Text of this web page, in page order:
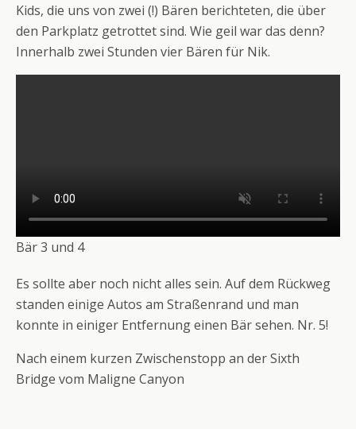
Kids, die uns von zwei (!) Bären berichteten, die über
den Parkplatz getrottet sind. Wie geil war das denn?
Innerhalb zwei Stunden vier Bären für Nik.
Bär 3 und 4
Es sollte aber noch nicht alles sein. Auf dem Rückweg
standen einige Autos am Straßenrand und man
konnte in einiger Entfernung einen Bär sehen. Nr. 5!
Nach einem kurzen Zwischenstopp an der Sixth
Bridge vom Maligne Canyon